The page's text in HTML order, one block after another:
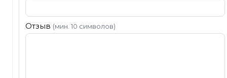
Отзыв (мин. 10 символов)